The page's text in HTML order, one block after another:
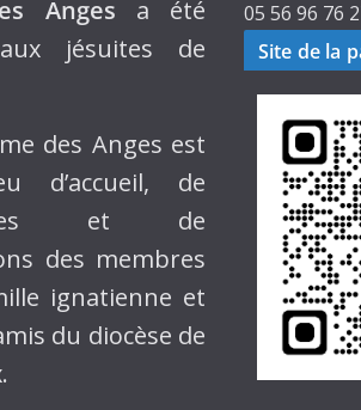
Anges a été
jésuites de
des Anges est
d’accueil, de
et de
des membres
ignatienne et
du diocèse de
05 56 96 76
Site de la